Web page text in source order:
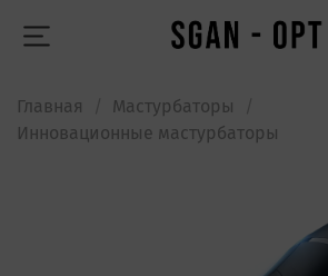
Главная
Мастурбаторы
Инновационные мастурбаторы